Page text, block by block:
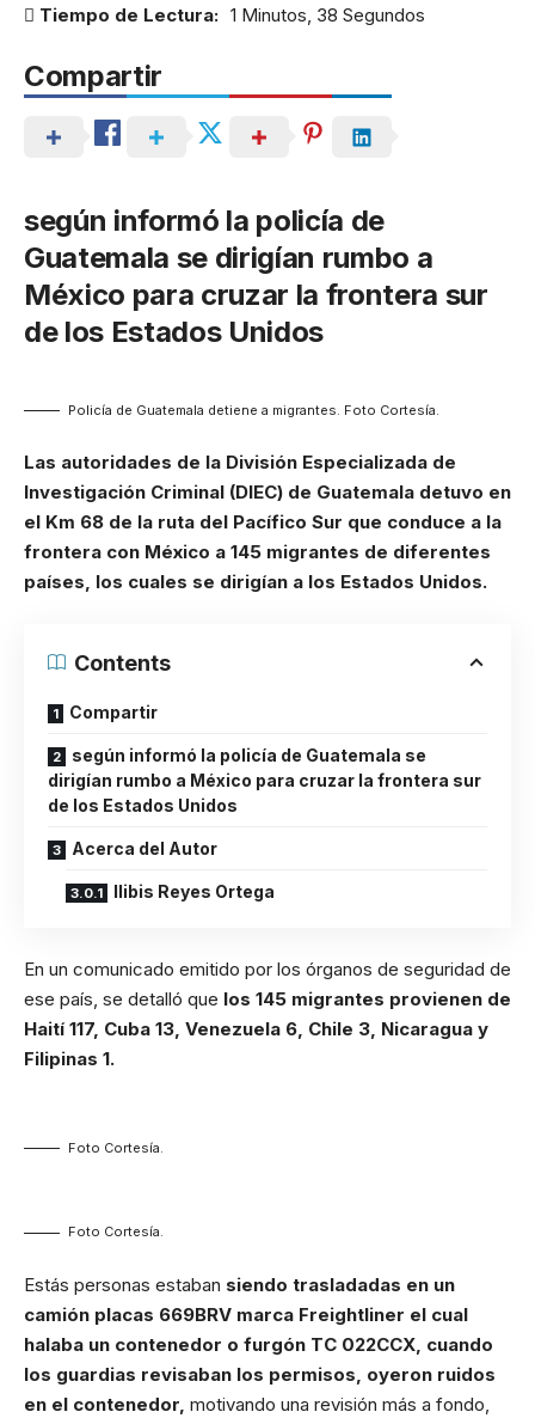
Tiempo de Lectura: 1 Minutos, 38 Segundos
Compartir
según informó la policía de
Guatemala se dirigían rumbo a
México para cruzar la frontera sur
de los Estados Unidos
Policía de Guatemala detiene a migrantes. Foto Cortesía.
Las autoridades de la División Especializada de
Investigación Criminal (DIEC) de Guatemala detuvo en
el Km 68 de la ruta del Pacífico Sur que conduce a la
frontera con México a 145 migrantes de diferentes
países, los cuales se dirigían a los Estados Unidos.
Contents
Compartir
según informó la policía de Guatemala se
dirigían rumbo a México para cruzar la frontera sur
de los Estados Unidos
Acerca del Autor
Ilibis Reyes Ortega
En un comunicado emitido por los órganos de seguridad de
ese país, se detalló que los 145 migrantes provienen de
Haití 117, Cuba 13, Venezuela 6, Chile 3, Nicaragua y
Filipinas 1.
Foto Cortesía.
Foto Cortesía.
Estás personas estaban siendo trasladadas en un
camión placas 669BRV marca Freightliner el cual
halaba un contenedor o furgón TC 022CCX, cuando
los guardias revisaban los permisos, oyeron ruidos
en el contenedor, motivando una revisión más a fondo,